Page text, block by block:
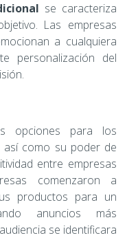
se caracteriza
Las empresas
a cualquiera
personalización del
opciones para los
así como su poder de
entre empresas
comenzaron a
productos para un
anuncios más
se identificara